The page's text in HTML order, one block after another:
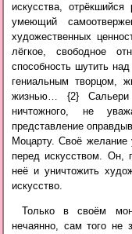
искусства,
умеющий
художественных
лёгкое, свободное
способность шутить
гениальным творцом,
жизнью… {2} Сальери
ничтожного, не
представление
Моцарту. Своё желание
перед искусством. Он,
неё и уничтожить
искусство.
Только в своём
нечаянно, сам того не